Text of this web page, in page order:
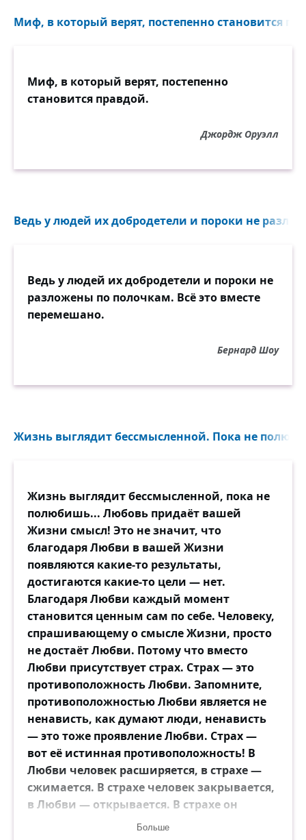
Миф, в который верят, постепенно становится
Миф, в который верят, постепенно
становится правдой.
Джордж Оруэлл
Ведь у людей их добродетели и пороки не
Ведь у людей их добродетели и пороки не
разложены по полочкам. Всё это вместе
перемешано.
Бернард Шоу
Жизнь выглядит бессмысленной. Пока не
Жизнь выглядит бессмысленной, пока не
полюбишь... Любовь придаёт вашей
Жизни смысл! Это не значит, что
благодаря Любви в вашей Жизни
появляются какие-то результаты,
достигаются какие-то цели — нет.
Благодаря Любви каждый момент
становится ценным сам по себе. Человеку,
спрашивающему о смысле Жизни, просто
не достаёт Любви. Потому что вместо
Любви присутствует страх. Страх — это
противоположность Любви. Запомните,
противоположностью Любви является не
ненависть, как думают люди, ненависть
— это тоже проявление Любви. Страх —
вот её истинная противоположность! В
Любви человек расширяется, в страхе —
сжимается. В страхе человек закрывается,
в Любви — открывается. В страхе он
сомневается, в Любви — доверяет. В страхе
Больше